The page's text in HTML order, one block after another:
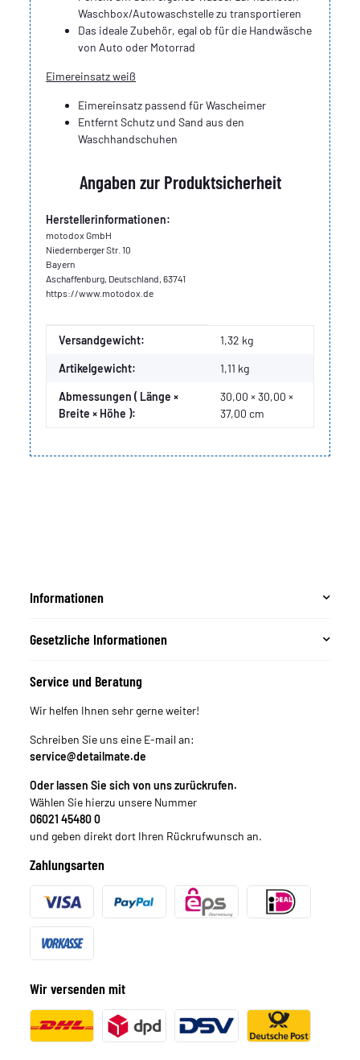
Waschbox/Autowaschstelle zu transportieren
Das ideale Zubehör, egal ob für die Handwäsche
von Auto oder Motorrad
Eimereinsatz weiß
Eimereinsatz passend für Wascheimer
Entfernt Schutz und Sand aus den
Waschhandschuhen
Angaben zur Produktsicherheit
Herstellerinformationen:
motodox GmbH
Niedernberger Str. 10
Bayern
Aschaffenburg, Deutschland, 63741
https://www.motodox.de
Produkteigenschaft
Wert
Versandgewicht: 1,32 kg
Artikelgewicht: 1,11 kg
Abmessungen ( Länge ×
Breite × Höhe ):
30,00 × 30,00 ×
37,00 cm
Informationen
Gesetzliche Informationen
Service und Beratung
Wir helfen Ihnen sehr gerne weiter!
Schreiben Sie uns eine E-mail an:
service@detailmate.de
Oder lassen Sie sich von uns zurückrufen.
Wählen Sie hierzu unsere Nummer
06021 45480 0
und geben direkt dort Ihren Rückrufwunsch an.
Zahlungsarten
Wir versenden mit